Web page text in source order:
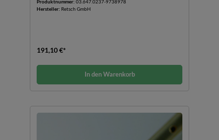
Produktnummer: 03.647.0237-9738978
Hersteller: Retsch GmbH
191,10 €*
In den Warenkorb